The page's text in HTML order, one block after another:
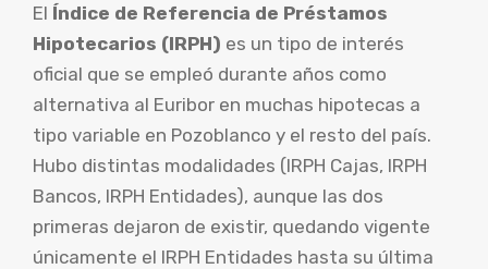
El Índice de Referencia de Préstamos
Hipotecarios (IRPH) es un tipo de interés
oficial que se empleó durante años como
alternativa al Euribor en muchas hipotecas a
tipo variable en Pozoblanco y el resto del país.
Hubo distintas modalidades (IRPH Cajas, IRPH
Bancos, IRPH Entidades), aunque las dos
primeras dejaron de existir, quedando vigente
únicamente el IRPH Entidades hasta su última